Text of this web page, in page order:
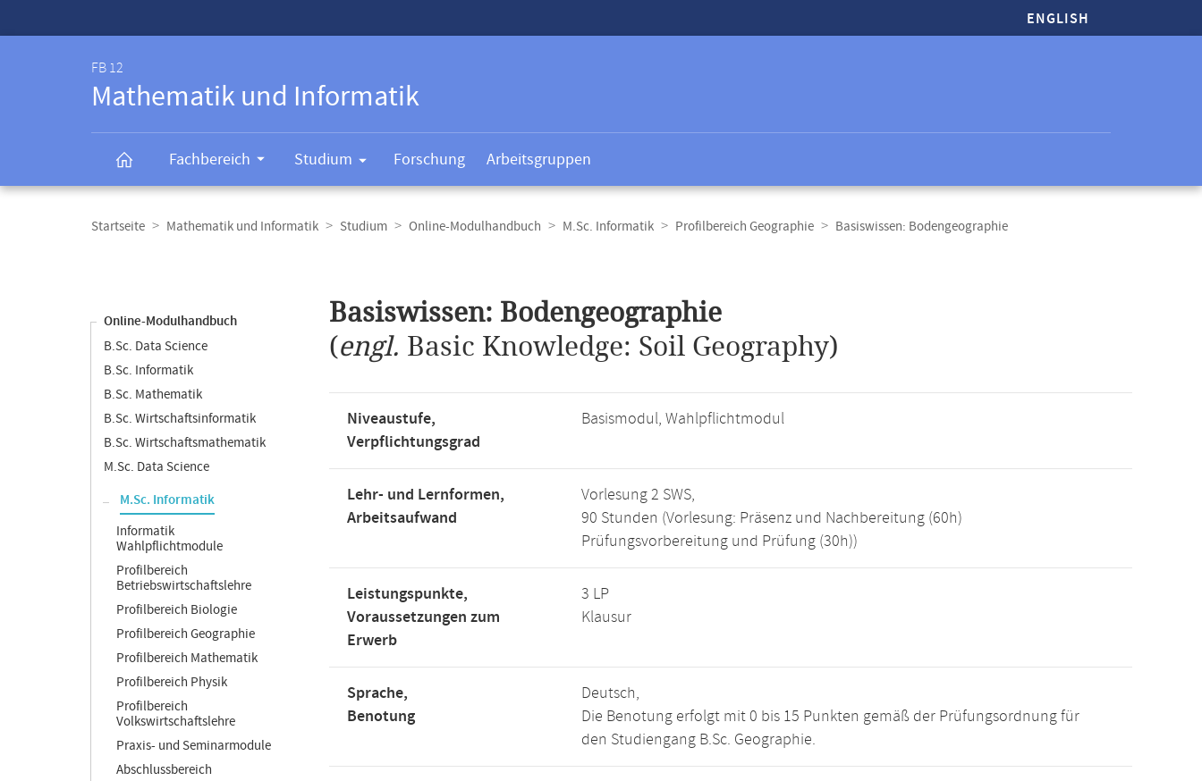
ENGLISH
FB 12
Mathematik und Informatik
Fachbereich Studium Forschung Arbeitsgruppen
Navigation
Startseite Mathematik und Informatik Studium Online-Modulhandbuch M.Sc. Informatik Profilbereich Geographie Basiswissen: Bodengeographie
Online-Modulhandbuch
B.Sc. Data Science
B.Sc. Informatik
B.Sc. Mathematik
B.Sc. Wirtschaftsinformatik
B.Sc. Wirtschaftsmathematik
M.Sc. Data Science
M.Sc. Informatik
Informatik
Wahlpflichtmodule
Profilbereich
Betriebswirtschaftslehre
Profilbereich Biologie
Profilbereich Geographie
Profilbereich Mathematik
Profilbereich Physik
Profilbereich
Volkswirtschaftslehre
Praxis- und Seminarmodule
Abschlussbereich
Basiswissen: Bodengeographie
(engl. Basic Knowledge: Soil Geography)
Niveaustufe,
Verpflichtungsgrad
Basismodul, Wahlpflichtmodul
Lehr- und Lernformen,
Arbeitsaufwand
Vorlesung 2 SWS,
90 Stunden (Vorlesung: Präsenz und Nachbereitung (60h)
Prüfungsvorbereitung und Prüfung (30h))
Leistungspunkte,
Voraussetzungen zum
Erwerb
3 LP
Klausur
Sprache,
Benotung
Deutsch,
Die Benotung erfolgt mit 0 bis 15 Punkten gemäß der Prüfungsordnung für
den Studiengang B.Sc. Geographie.